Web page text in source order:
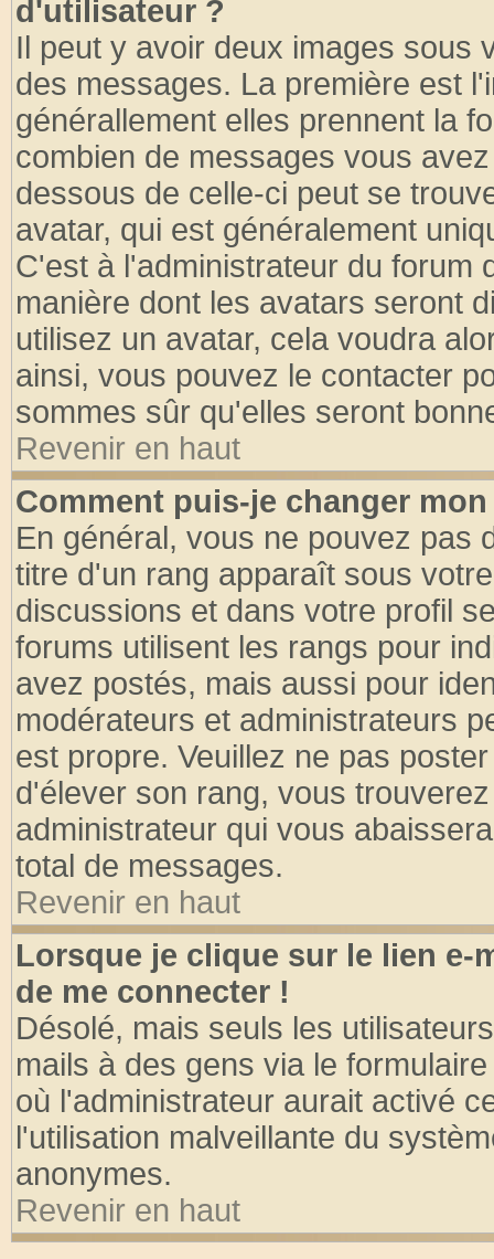
d'utilisateur ?
Il peut y avoir deux images sous
des messages. La première est
générallement elles prennent la
combien de messages vous
dessous de celle-ci peut se
avatar, qui est généralement
C'est à l'administrateur du forum
manière dont les avatars seront
utilisez un avatar, cela voudra
ainsi, vous pouvez le contacter
sommes sûr qu'elles seront
Revenir en haut
Comment puis-je changer
En général, vous ne pouvez pas
titre d'un rang apparaît sous
discussions et dans votre profil
forums utilisent les rangs pour
avez postés, mais aussi pour
modérateurs et administrateurs
est propre. Veuillez ne pas
d'élever son rang, vous
administrateur qui vous
total de messages.
Revenir en haut
Lorsque je clique sur le lien e-
de me connecter !
Désolé, mais seuls les
mails à des gens via le
où l'administrateur aurait activé
l'utilisation malveillante du
anonymes.
Revenir en haut